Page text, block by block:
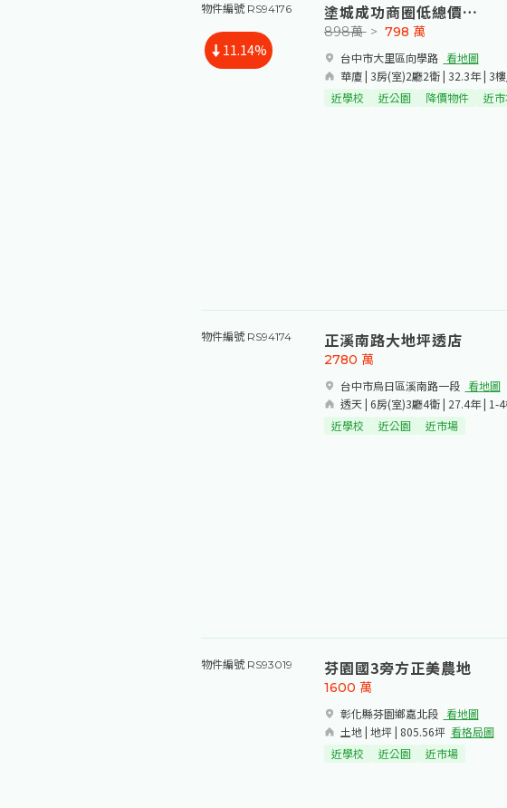
物件編號 RS94176
11.14%
塗城成功商圈低總價大三房
台中市大里區向學路​ 看地圖
華廈 | 3房(室)2廳2衛 | 32.3年 | 3
898萬 > 798 萬
近學校 近公園 降價物件 近
物件編號 RS94174 正溪南路大地坪透店
台中市烏日區溪南路一段​ 看地圖
透天 | 6房(室)3廳4衛 | 27.4年 | 1-
2780 萬
近學校 近公園 近市場
物件編號 RS93019 芬園國3旁方正美農地
彰化縣芬園鄉嘉北段​ 看地圖
土地 | 地坪 | 805.56坪 看格局圖
1600 萬
近學校 近公園 近市場